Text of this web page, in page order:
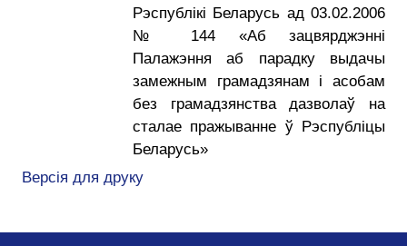
Рэспублікі Беларусь ад 03.02.2006
№ 144 «Аб зацвярджэнні
Палажэння аб парадку выдачы
замежным грамадзянам і асобам
без грамадзянства дазволаў на
сталае пражыванне ў Рэспубліцы
Беларусь»
Версія для друку